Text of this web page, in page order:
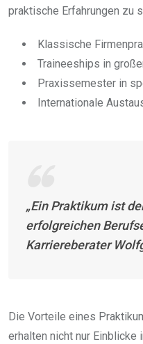
praktische Erfahrungen zu
Klassische
Traineeships in
Praxissemester in
Internationale
„Ein Praktikum ist
erfolgreichen
Karriereberater
Die Vorteile eines
erhalten nicht nur Einblicke